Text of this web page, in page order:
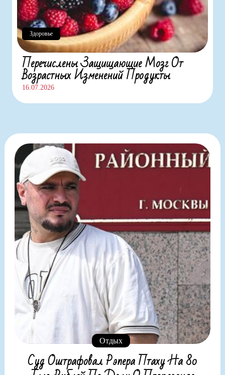
Перечислены Защищающие Мозг От
Возрастных Изменений Продукты
16.07.2026
Здоровье
Отдых
Суд Оштрафовал Рэпера Птаху На 80